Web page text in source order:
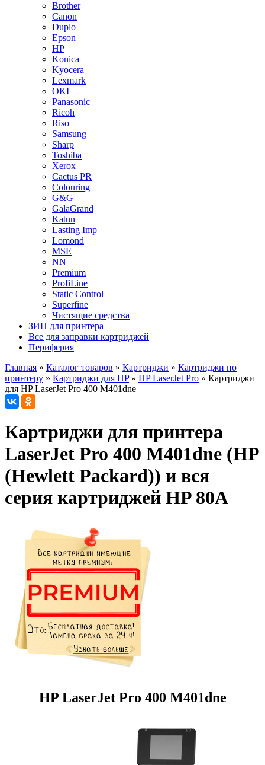
Brother
Canon
Duplo
Epson
HP
Konica
Kyocera
Lexmark
OKI
Panasonic
Ricoh
Riso
Samsung
Sharp
Toshiba
Xerox
Cactus PR
Colouring
G&G
GalaGrand
Katun
Lasting Imp
Lomond
MSE
NN
Premium
ProfiLine
Static Control
Superfine
Чистящие средства
ЗИП для принтера
Все для заправки картриджей
Периферия
Главная » Каталог товаров » Картриджи » Картриджи по
принтеру » Картриджи для HP» HP LaserJet Pro » Картриджи
для HP LaserJet Pro 400 M401dne
Картриджи для принтера
LaserJet Pro 400 M401dne (HP
(Hewlett Packard)) и вся
серия картриджей HP 80A
HP LaserJet Pro 400 M401dne